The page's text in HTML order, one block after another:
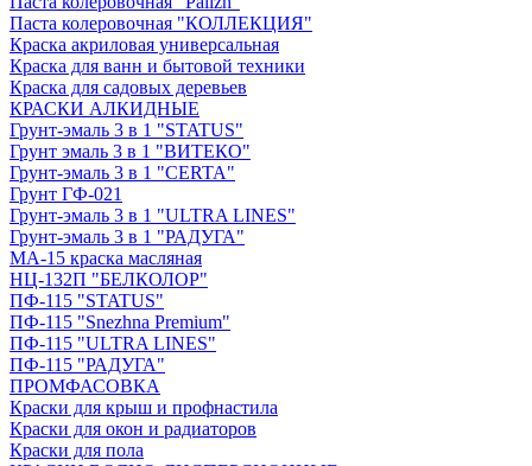
Паста колеровочная "КОЛЛЕКЦИЯ"
Краска акриловая универсальная
Краска для ванн и бытовой техники
Краска для садовых деревьев
КРАСКИ АЛКИДНЫЕ
Грунт-эмаль 3 в 1 "STATUS"
Грунт эмаль 3 в 1 "ВИТЕКО"
Грунт-эмаль 3 в 1 "CERTA"
Грунт ГФ-021
Грунт-эмаль 3 в 1 "ULTRA LINES"
Грунт-эмаль 3 в 1 "РАДУГА"
МА-15 краска масляная
НЦ-132П "БЕЛКОЛОР"
ПФ-115 "STATUS"
ПФ-115 "Snezhna Premium"
ПФ-115 "ULTRA LINES"
ПФ-115 "РАДУГА"
ПРОМФАСОВКА
Краски для крыш и профнастила
Краски для окон и радиаторов
Краски для пола